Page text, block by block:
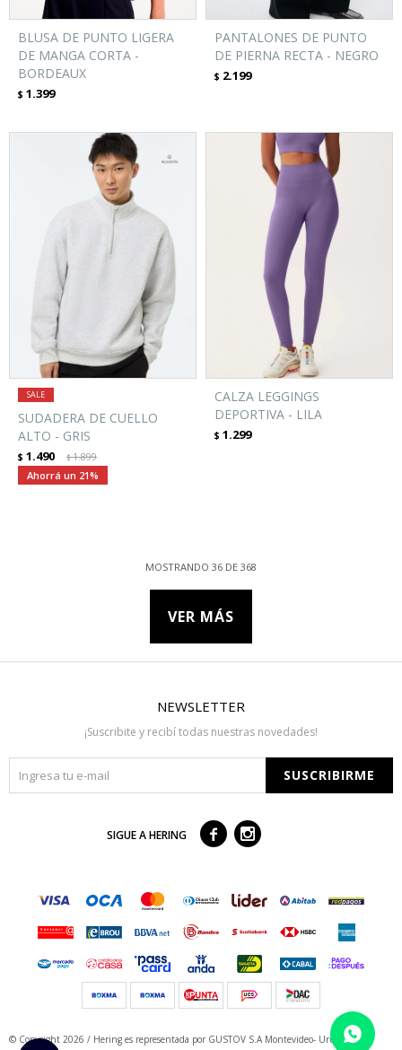
BLUSA DE PUNTO LIGERA
DE MANGA CORTA -
BORDEAUX
$ 1.399
PANTALONES DE PUNTO
DE PIERNA RECTA - NEGRO
$ 2.199
SUDADERA DE CUELLO
ALTO - GRIS
$ 1.490 $1.899
21
CALZA LEGGINGS
DEPORTIVA - LILA
$ 1.299
MOSTRANDO 36 DE 368
VER MÁS
NEWSLETTER
¡Suscribite y recibí todas nuestras novedades!
SUSCRIBIRME
SIGUE A HERING  
© Copyright 2026 / Hering es representada por GUSTOV S.A Montevideo- Uruguay